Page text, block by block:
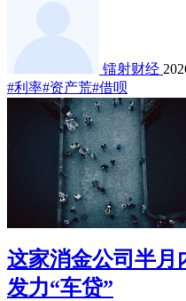
镭射财经
#利率#资产荒#借呗
这家消金公司半月
发力“车贷”